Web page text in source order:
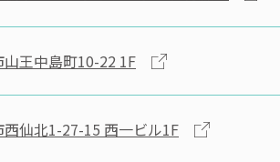
王中島町10-22 1F
仙北1-27-15 西一ビル1F